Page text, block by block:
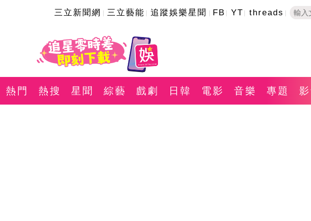
三立新聞網 三立藝能 追蹤娛樂星聞 FB YT threads
熱門 熱搜 星聞 綜藝 戲劇 日韓 電影 音樂 專題